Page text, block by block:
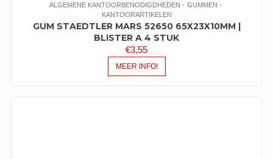
ALGEMENE KANTOORBENODIGDHEDEN
GUMMEN
KANTOORARTIKELEN
GUM STAEDTLER MARS 52650 65X23X10MM |
BLISTER A 4 STUK
€3,55
MEER INFO!